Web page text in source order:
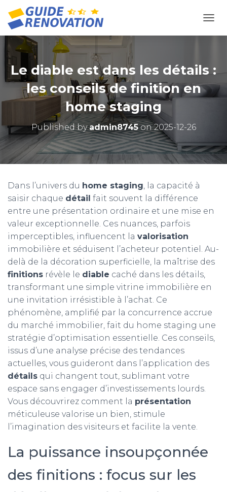
Le diable est dans les détails :
les conseils de finition en
home staging
Published byadmin8745on2025-12-26
Dans l’univers du home staging, la capacité à
saisir chaque détail fait souvent la différence
entre une présentation ordinaire et une mise en
valeur exceptionnelle. Ces nuances, parfois
imperceptibles, influencent la valorisation
immobilière et séduisent l’acheteur potentiel. Au-
delà de la décoration superficielle, la maîtrise des
finitions révèle le diable caché dans les détails,
transformant une simple vitrine immobilière en
une invitation irrésistible à l’achat. Ce
phénomène, amplifié par la concurrence accrue
du marché immobilier, fait du home staging une
stratégie d’optimisation essentielle. Ces conseils,
issus d’une analyse précise des tendances
actuelles, vous guideront dans l’application des
détails qui changent tout, sublimant votre
espace sans engager d’investissements lourds.
Vous découvrirez comment la présentation
méticuleuse valorise un bien, stimule
l’imagination des visiteurs et facilite la vente.
La puissance insoupçonnée
des finitions : focus sur les